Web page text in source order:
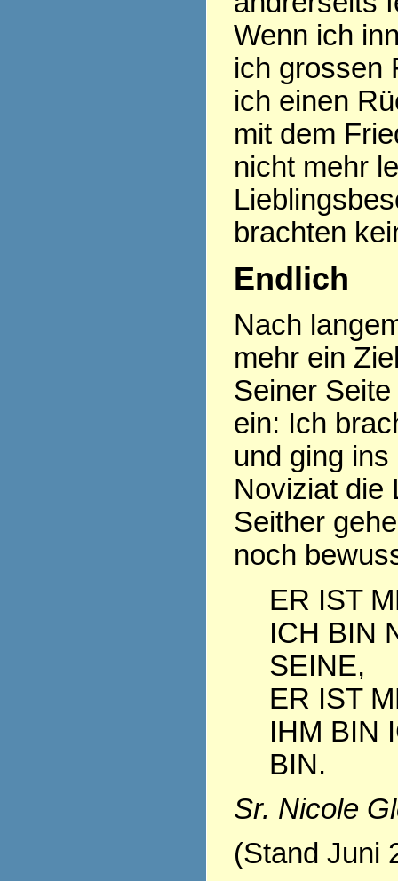
Wenn ich
ich grossen
ich einen
mit dem
nicht mehr
brachten
Endlich
Nach
mehr ein
Seiner
ein: Ich
und ging
Noviziat die
Seither
noch
ER IST
ICH BIN
SEINE,
ER IST
IHM BIN
BIN.
Sr. Nicole
(Stand Juni